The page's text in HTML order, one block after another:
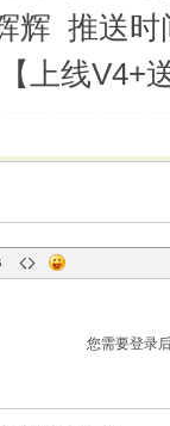
辉 推送时
上线V4+
您需要登录